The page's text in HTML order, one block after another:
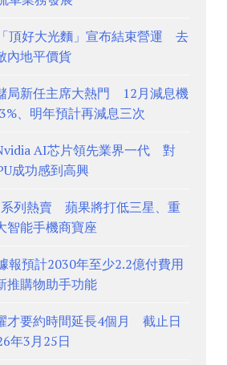
頂好大光麵」宣布結束營運 去
內地平價貨
局新任主席大熱門 12月減息機
、明年預計再減息三次
AI芯片領先業界一代 對
成功感到高興
列熱賣 蘋果將打低三星、重
智能手機商寶座
報預計2030年至少2.2億付費用
購物助手功能
才要約時間延長4個月 截止日
年3月25日